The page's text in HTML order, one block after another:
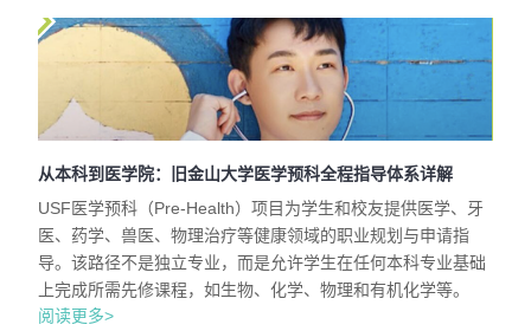
从本科到医学院：旧金山大学医学预科全程指导体系详解
USF医学预科（Pre-Health）项目为学生和校友提供医学、牙
医、药学、兽医、物理治疗等健康领域的职业规划与申请指
导。该路径不是独立专业，而是允许学生在任何本科专业基础
上完成所需先修课程，如生物、化学、物理和有机化学等。
阅读更多>